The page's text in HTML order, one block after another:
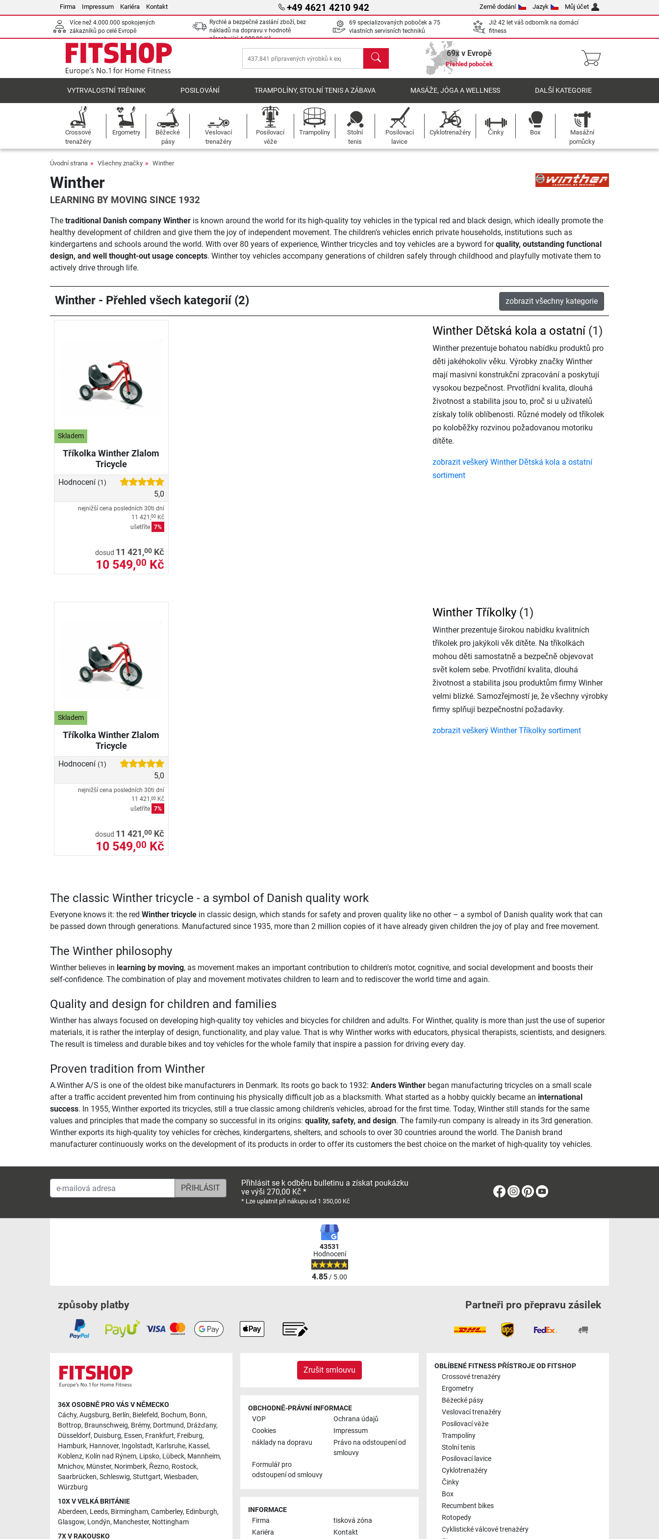
Firma Impressum Kariéra Kontakt +49 4621 4210 942 Země dodání Jazyk Můj účet
Více než 4.000.000 spokojených
zákazníků po celé Evropě
Rychlé a bezpečné zaslání zboží, bez
nákladů na dopravu v hodnotě
přesahující4 000,00 Kč
69 specializovaných poboček a 75
vlastních servisních techniků
Již 42 let váš odborník na domácí
fitness
Hledat 69x v Evropě
Přehled poboček
VYTRVALOSTNÍ TRÉNINK POSILOVÁNÍ TRAMPOLÍNY, STOLNÍ TENIS A ZÁBAVA MASÁŽE, JÓGA A WELLNESS DALŠÍ KATEGORIE
Crossové
trenažéry
Ergometry
Běžecké
pásy
Veslovací
trenažéry
Posilovací
věže
Trampolíny
Stolní
tenis
Posilovací
lavice
Cyklotrenažéry Činky Box
Masážní
pomůcky
Úvodní strana Všechny značky Winther
Winther
LEARNING BY MOVING SINCE 1932
The traditional Danish company Winther is known around the world for its high-quality toy vehicles in the typical red and black design, which ideally promote the
healthy development of children and give them the joy of independent movement. The children's vehicles enrich private households, institutions such as
kindergartens and schools around the world. With over 80 years of experience, Winther tricycles and toy vehicles are a byword forquality, outstanding functional
design, and well thought-out usage concepts. Winther toy vehicles accompany generations of children safely through childhood and playfully motivate them to
actively drive through life.
Winther - Přehled všech kategorií (2) zobrazit všechny kategorie
Skladem
Tříkolka Winther Zlalom
Tricycle
Hodnocení (1)
5,0
nejnižší cena posledních 30ti dní
11 421,00Kč
ušetříte 7%
dosud 11 421,00Kč
10 549,00 Kč
Winther Dětská kola a ostatní(1)
Winther prezentuje bohatou nabídku produktů pro
děti jakéhokoliv věku. Výrobky značky Winther
mají masivní konstrukční zpracování a poskytují
vysokou bezpečnost. Prvotřídní kvalita, dlouhá
životnost a stabilita jsou to, proč si u uživatelů
získaly tolik oblíbenosti. Různé modely od tříkolek
po koloběžky rozvinou požadovanou motoriku
dítěte.
zobrazit veškerý Winther Dětská kola a ostatní
sortiment
Skladem
Tříkolka Winther Zlalom
Tricycle
Hodnocení (1)
5,0
nejnižší cena posledních 30ti dní
11 421,00Kč
ušetříte 7%
dosud 11 421,00Kč
10 549,00 Kč
Winther Tříkolky (1)
Winther prezentuje širokou nabídku kvalitních
tříkolek pro jakýkoli věk dítěte. Na tříkolkách
mohou děti samostatně a bezpečně objevovat
svět kolem sebe. Prvotřídní kvalita, dlouhá
životnost a stabilita jsou produktům firmy Winher
velmi blízké. Samozřejmostí je, že všechny výrobky
firmy splňují bezpečnostní požadavky.
zobrazit veškerý Winther Tříkolky sortiment
The classic Winther tricycle - a symbol of Danish quality work
Everyone knows it: the red Winther tricycle in classic design, which stands for safety and proven quality like no other – a symbol of Danish quality work that can
be passed down through generations. Manufactured since 1935, more than 2 million copies of it have already given children the joy of play and free movement.
The Winther philosophy
Winther believes in learning by moving, as movement makes an important contribution to children's motor, cognitive, and social development and boosts their
self-confidence. The combination of play and movement motivates children to learn and to rediscover the world time and again.
Quality and design for children and families
Winther has always focused on developing high-quality toy vehicles and bicycles for children and adults. For Winther, quality is more than just the use of superior
materials, it is rather the interplay of design, functionality, and play value. That is why Winther works with educators, physical therapists, scientists, and designers.
The result is timeless and durable bikes and toy vehicles for the whole family that inspire a passion for driving every day.
Proven tradition from Winther
A.Winther A/S is one of the oldest bike manufacturers in Denmark. Its roots go back to 1932: Anders Winther began manufacturing tricycles on a small scale
after a traffic accident prevented him from continuing his physically difficult job as a blacksmith. What started as a hobby quickly became an international
success. In 1955, Winther exported its tricycles, still a true classic among children's vehicles, abroad for the first time. Today, Winther still stands for the same
values and principles that made the company so successful in its origins: quality, safety, and design. The family-run company is already in its 3rd generation.
Winther exports its high-quality toy vehicles for crèches, kindergartens, shelters, and schools to over 30 countries around the world. The Danish brand
manufacturer continuously works on the development of its products in order to offer its customers the best choice on the market of high-quality toy vehicles.
e-mailová adresa
Přihlásit se k odběru bulletinu a získat poukázku
ve výši 270,00 Kč *
* Lze uplatnit při nákupu od 1 350,00 Kč
Facebook
Instagram
Pinterest
43531
Hodnocení
4.85/ 5.00
způsoby platby Partneři pro přepravu zásilek
36X OSOBNĚ PRO VÁS V NĚMECKO
Cáchy, Augsburg, Berlín, Bielefeld, Bochum, Bonn,
Bottrop, Braunschweig, Brémy, Dortmund, Drážďany,
Düsseldorf, Duisburg, Essen, Frankfurt, Freiburg,
Hamburk, Hannover, Ingolstadt, Karlsruhe, Kassel,
Koblenz, Kolín nad Rýnem, Lipsko, Lübeck, Mannheim,
Mnichov, Münster, Norimberk, Řezno, Rostock,
Saarbrücken, Schleswig, Stuttgart, Wiesbaden,
Würzburg
10X V VELKÁ BRITÁNIE
Aberdeen, Leeds, Birmingham, Camberley, Edinburgh,
Glasgow, Londýn, Manchester, Nottingham
7X V RAKOUSKO
Zrušit smlouvu
OBCHODNĚ-PRÁVNÍ INFORMACE
VOP
Ochrana údajů
Cookies
Impressum
náklady na dopravu
Právo na odstoupení od
smlouvy
Formulář pro
odstoupení od smlouvy
INFORMACE
Firma
tisková zóna
Kariéra
Kontakt
OBLÍBENÉ FITNESS PŘÍSTROJE OD FITSHOP
Crossové trenažéry
Ergometry
Běžecké pásy
Veslovací trenažéry
Posilovací věže
Trampolíny
Stolní tenis
Posilovací lavice
Cyklotrenažéry
Činky
Box
Recumbent bikes
Rotopedy
Cyklistické válcové trenažéry